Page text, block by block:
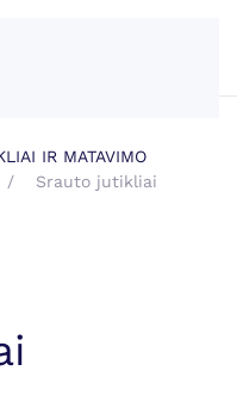
IR MATAVIMO
Srauto jutikliai